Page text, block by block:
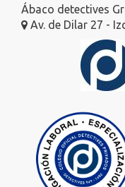
Ábaco detectives
Av. de Dilar 27 -